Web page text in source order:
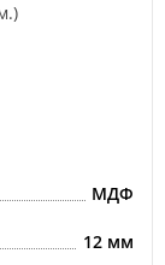
МДФ
12 мм